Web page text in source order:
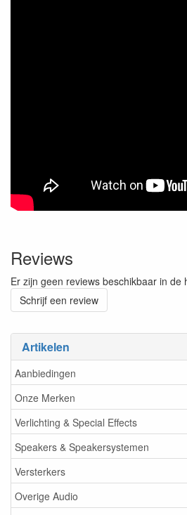
Artikelen
Aanbiedingen
Onze Merken
Verlichting & Special Effects
Speakers & Speakersystemen
Versterkers
Overige Audio
Reviews
Er zijn geen reviews beschikbaar in de
Schrijf een review